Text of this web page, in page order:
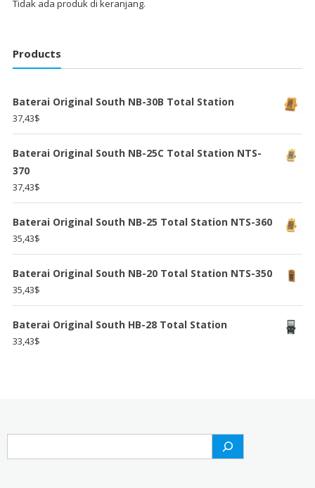
Tidak ada produk di keranjang.
Products
Baterai Original South NB-30B Total Station
37,43$
Baterai Original South NB-25C Total Station NTS-
370
37,43$
Baterai Original South NB-25 Total Station NTS-360
35,43$
Baterai Original South NB-20 Total Station NTS-350
35,43$
Baterai Original South HB-28 Total Station
33,43$